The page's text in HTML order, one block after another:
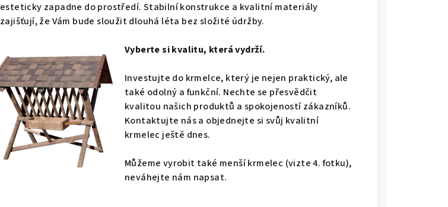
esteticky zapadne do prostředí. Stabilní konstrukce a kvalitní materiály
zajišťují, že Vám bude sloužit dlouhá léta bez složité údržby.
Vyberte si kvalitu, která vydrží.
Investujte do krmelce, který je nejen praktický, ale
také odolný a funkční. Nechte se přesvědčit
kvalitou našich produktů a spokojeností zákazníků.
Kontaktujte nás a objednejte si svůj kvalitní
krmelec ještě dnes.
Můžeme vyrobit také menší krmelec (vizte 4. fotku),
neváhejte nám napsat.